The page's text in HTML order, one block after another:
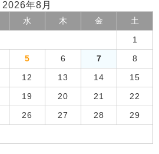
2026年8月
水 木 金 土
1
5 6 7 8
12 13 14 15
19 20 21 22
26 27 28 29